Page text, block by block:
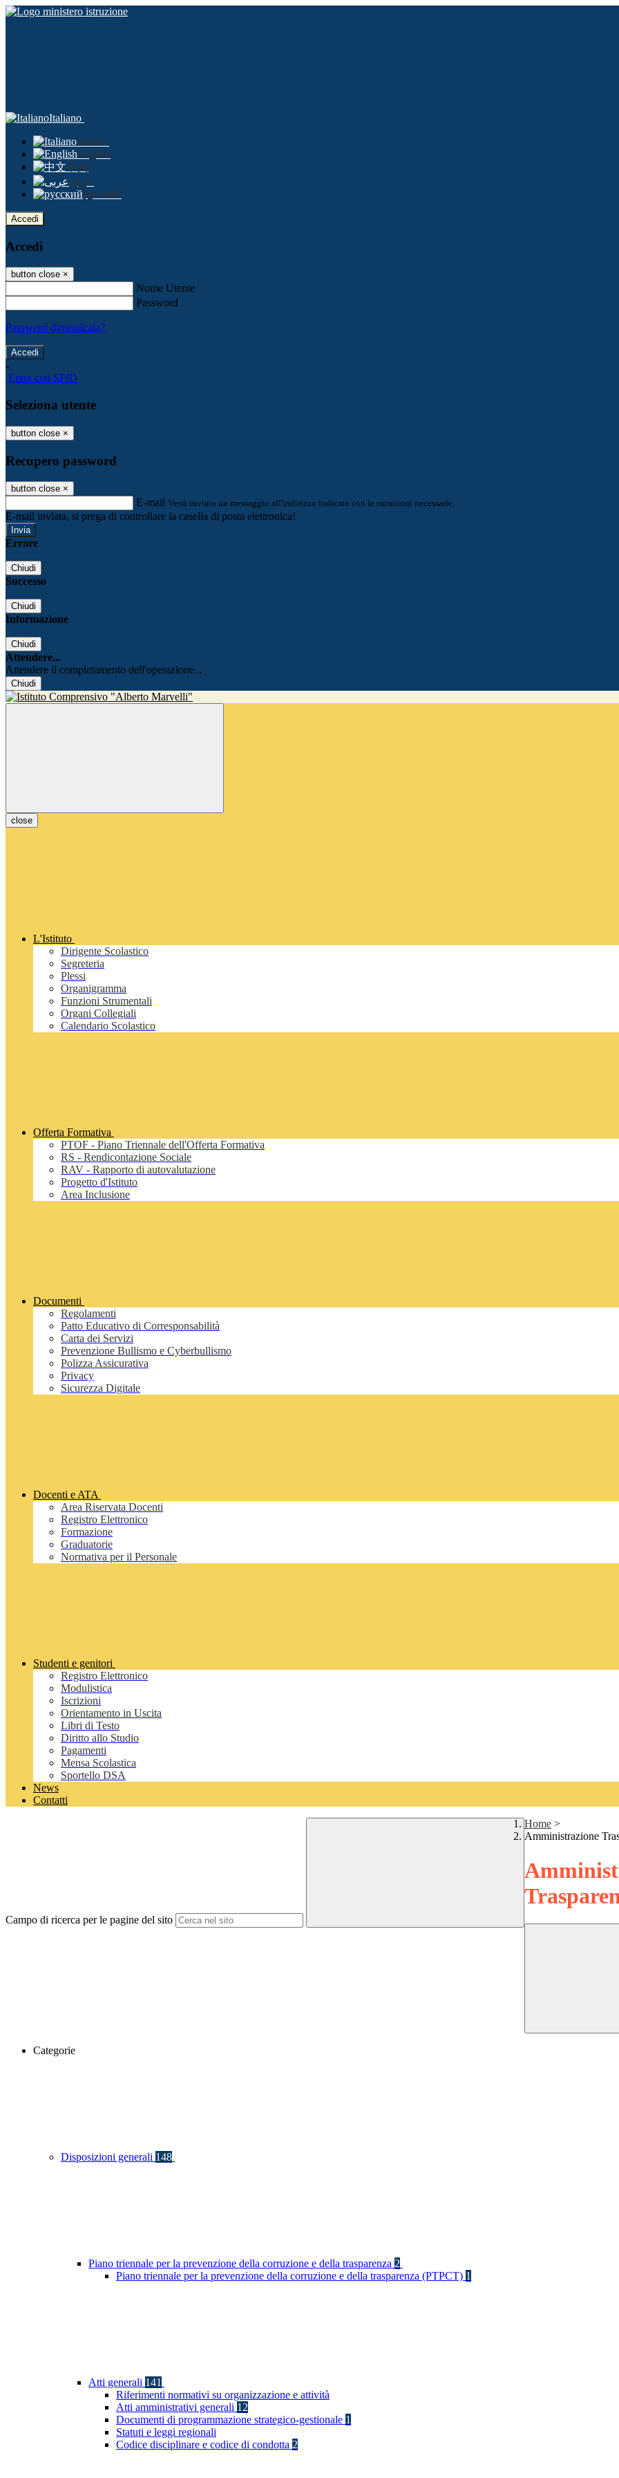
Italiano
Italiano
English
中文
عربى
русский
Accedi
Accedi
button close ×
Nome Utente
Password
Password dimenticata?
-
Entra con SPID
Seleziona utente
button close ×
Recupero password
button close ×
E-mail Verrà inviato un messaggio all'indirizzo indicato con le istruzioni necessarie.
E-mail inviata, si prega di controllare la casella di posta elettronica!
Errore
Chiudi
Successo
Chiudi
Informazione
Chiudi
Attendere...
Attendere il completamento dell'operazione...
Chiudi
close
L'Istituto
Dirigente Scolastico
Segreteria
Plessi
Organigramma
Funzioni Strumentali
Organi Collegiali
Calendario Scolastico
Offerta Formativa
PTOF - Piano Triennale dell'Offerta Formativa
RS - Rendicontazione Sociale
RAV - Rapporto di autovalutazione
Progetto d'Istituto
Area Inclusione
Documenti
Regolamenti
Patto Educativo di Corresponsabilità
Carta dei Servizi
Prevenzione Bullismo e Cyberbullismo
Polizza Assicurativa
Privacy
Sicurezza Digitale
Docenti e ATA
Area Riservata Docenti
Registro Elettronico
Formazione
Graduatorie
Normativa per il Personale
Studenti e genitori
Registro Elettronico
Modulistica
Iscrizioni
Orientamento in Uscita
Libri di Testo
Diritto allo Studio
Pagamenti
Mensa Scolastica
Sportello DSA
News
Contatti
Campo di ricerca per le pagine del sito
Home >
Amministrazione
Categorie
Disposizioni generali 148
Piano triennale per la prevenzione della corruzione e della trasparenza 2
Piano triennale per la prevenzione della corruzione e della trasparenza (PTPCT) 1
Atti generali 141
Riferimenti normativi su organizzazione e attività
Atti amministrativi generali 12
Documenti di programmazione strategico-gestionale 1
Statuti e leggi regionali
Codice disciplinare e codice di condotta 2